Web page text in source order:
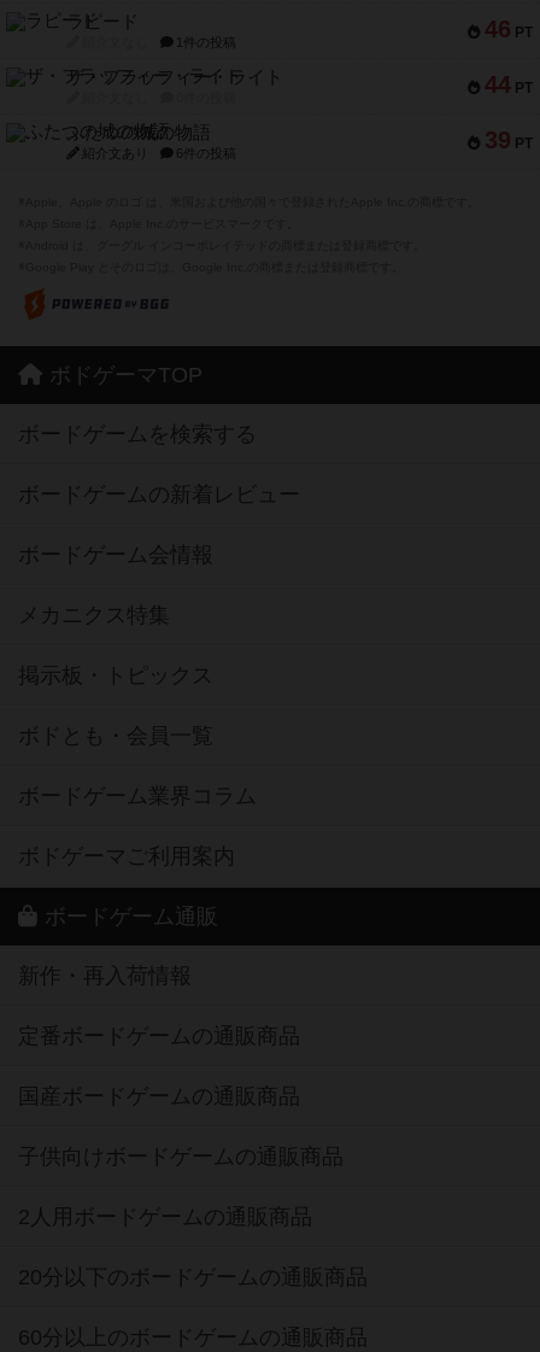
46 PT
ラピード
1件の投稿
44 PT
ザ・フラッフィー・ライト
39 PT
ふたつの城の物語
紹介文あり 6件の投稿
ボドゲーマTOP
ボードゲームを検索する
ボードゲームの新着レビュー
ボードゲーム会情報
メカニクス特集
掲示板・トピックス
ボドとも・会員一覧
ボードゲーム業界コラム
ボドゲーマご利用案内
ボードゲーム通販
新作・再入荷情報
定番ボードゲームの通販商品
国産ボードゲームの通販商品
子供向けボードゲームの通販商品
2人用ボードゲームの通販商品
20分以下のボードゲームの通販商品
60分以上のボードゲームの通販商品